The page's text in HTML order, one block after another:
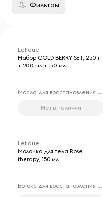
Фильтры
Letique
Набор COLD BERRY SET, 250 г
+ 200 мл + 150 мл
Масла для восстановления волос
Нет в наличии
Letique
Молочко для тела Rose
therapy, 150 мл
Ботокс для восстановления волос